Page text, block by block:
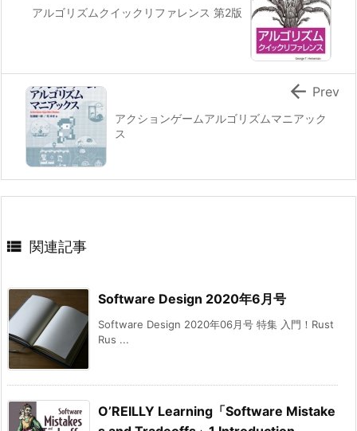
アルゴリズムクイックリファレンス 第2版
アクションゲームアルゴリズムマニアック
ス
 Prev
 関連記事
Software Design 2020年6月号
Software Design 2020年06月号 特集 入門！Rust
Rus ...
O’REILLY Learning「Software Mistake